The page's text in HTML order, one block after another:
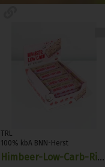
TRL
100% kbA BNN-Herst
Himbeer-Low-Carb-Riegel